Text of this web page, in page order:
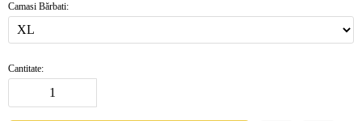
Camasi Bărbati:
Cantitate: